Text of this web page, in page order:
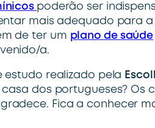
poderão ser
mais adequado para
de ter um plano de saúde
a.
estudo realizado pela
dos portugueses? Os
Fica a conhecer